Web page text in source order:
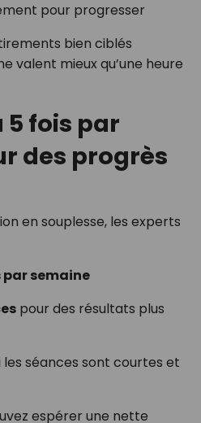
pour progresser
bien ciblés
valent mieux qu’une heure
5 fois par
des progrès
en souplesse, les experts
par semaine
pour des résultats plus
les séances sont courtes et
espérer une nette